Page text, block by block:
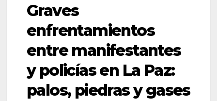
Graves
enfrentamientos
entre manifestantes
y policías en La Paz:
palos, piedras y gases